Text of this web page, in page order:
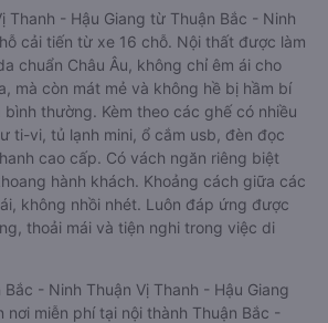
Thanh - Hậu Giang từ Thuận Bắc - Ninh
cải tiến từ xe 16 chỗ. Nội thất được làm
chuẩn Châu Âu, không chỉ êm ái cho
mà còn mát mẻ và không hề bị hầm bí
thường. Kèm theo các ghế có nhiều
ti-vi, tủ lạnh mini, ổ cắm usb, đèn đọc
cao cấp. Có vách ngăn riêng biệt
hành khách. Khoảng cách giữa các
không nhồi nhét. Luôn đáp ứng được
thoải mái và tiện nghi trong việc di
- Ninh Thuận Vị Thanh - Hậu Giang
miễn phí tại nội thành Thuận Bắc -